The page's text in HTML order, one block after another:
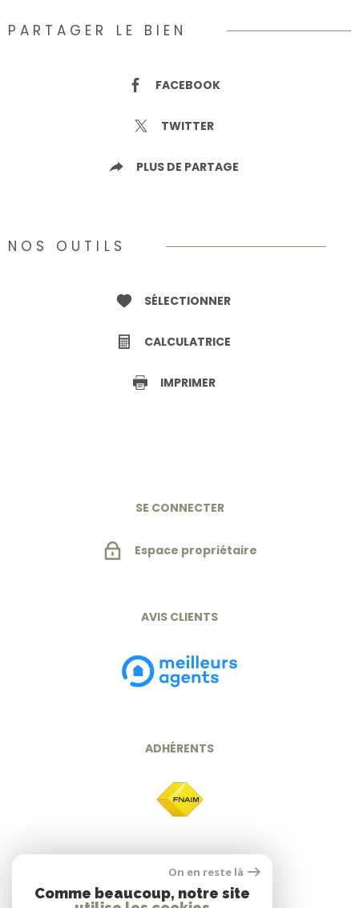
PARTAGER LE BIEN
FACEBOOK
TWITTER
PLUS DE PARTAGE
NOS OUTILS
SÉLECTIONNER
CALCULATRICE
IMPRIMER
SE CONNECTER
Espace propriétaire
AVIS CLIENTS
ADHÉRENTS
On en reste là
Comme beaucoup, notre site